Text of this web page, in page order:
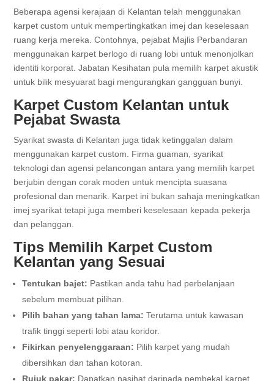
Beberapa agensi kerajaan di Kelantan telah menggunakan
karpet custom untuk mempertingkatkan imej dan keselesaan
ruang kerja mereka. Contohnya, pejabat Majlis Perbandaran
menggunakan karpet berlogo di ruang lobi untuk menonjolkan
identiti korporat. Jabatan Kesihatan pula memilih karpet akustik
untuk bilik mesyuarat bagi mengurangkan gangguan bunyi.
Karpet Custom Kelantan untuk
Pejabat Swasta
Syarikat swasta di Kelantan juga tidak ketinggalan dalam
menggunakan karpet custom. Firma guaman, syarikat
teknologi dan agensi pelancongan antara yang memilih karpet
berjubin dengan corak moden untuk mencipta suasana
profesional dan menarik. Karpet ini bukan sahaja meningkatkan
imej syarikat tetapi juga memberi keselesaan kepada pekerja
dan pelanggan.
Tips Memilih Karpet Custom
Kelantan yang Sesuai
Tentukan bajet: Pastikan anda tahu had perbelanjaan
sebelum membuat pilihan.
Pilih bahan yang tahan lama: Terutama untuk kawasan
trafik tinggi seperti lobi atau koridor.
Fikirkan penyelenggaraan: Pilih karpet yang mudah
dibersihkan dan tahan kotoran.
Rujuk pakar: Dapatkan nasihat daripada pembekal karpet